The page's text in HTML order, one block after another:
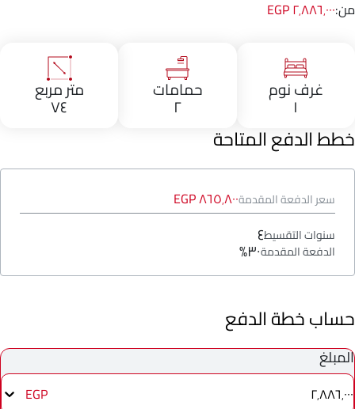
من:٢٬٨٨٦٬٠٠٠ EGP
غرف نوم
١
حمامات
٢
متر مربع
٧٤
خطط الدفع المتاحة
سعر الدفعة المقدمة٨٦٥٬٨٠٠ EGP
سنوات التقسيط٤
الدفعة المقدمة٣٠%
حساب خطة الدفع
المبلغ
٢٬٨٨٦٬٠٠٠ EGP